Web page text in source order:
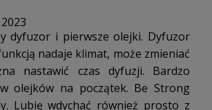
dyfuzor i pierwsze olejki. Dyfuzor
nadaje klimat, może zmieniać
nastawić czas dyfuzji. Bardzo
olejków na początek. Be Strong
Lubię wdychać również prosto z